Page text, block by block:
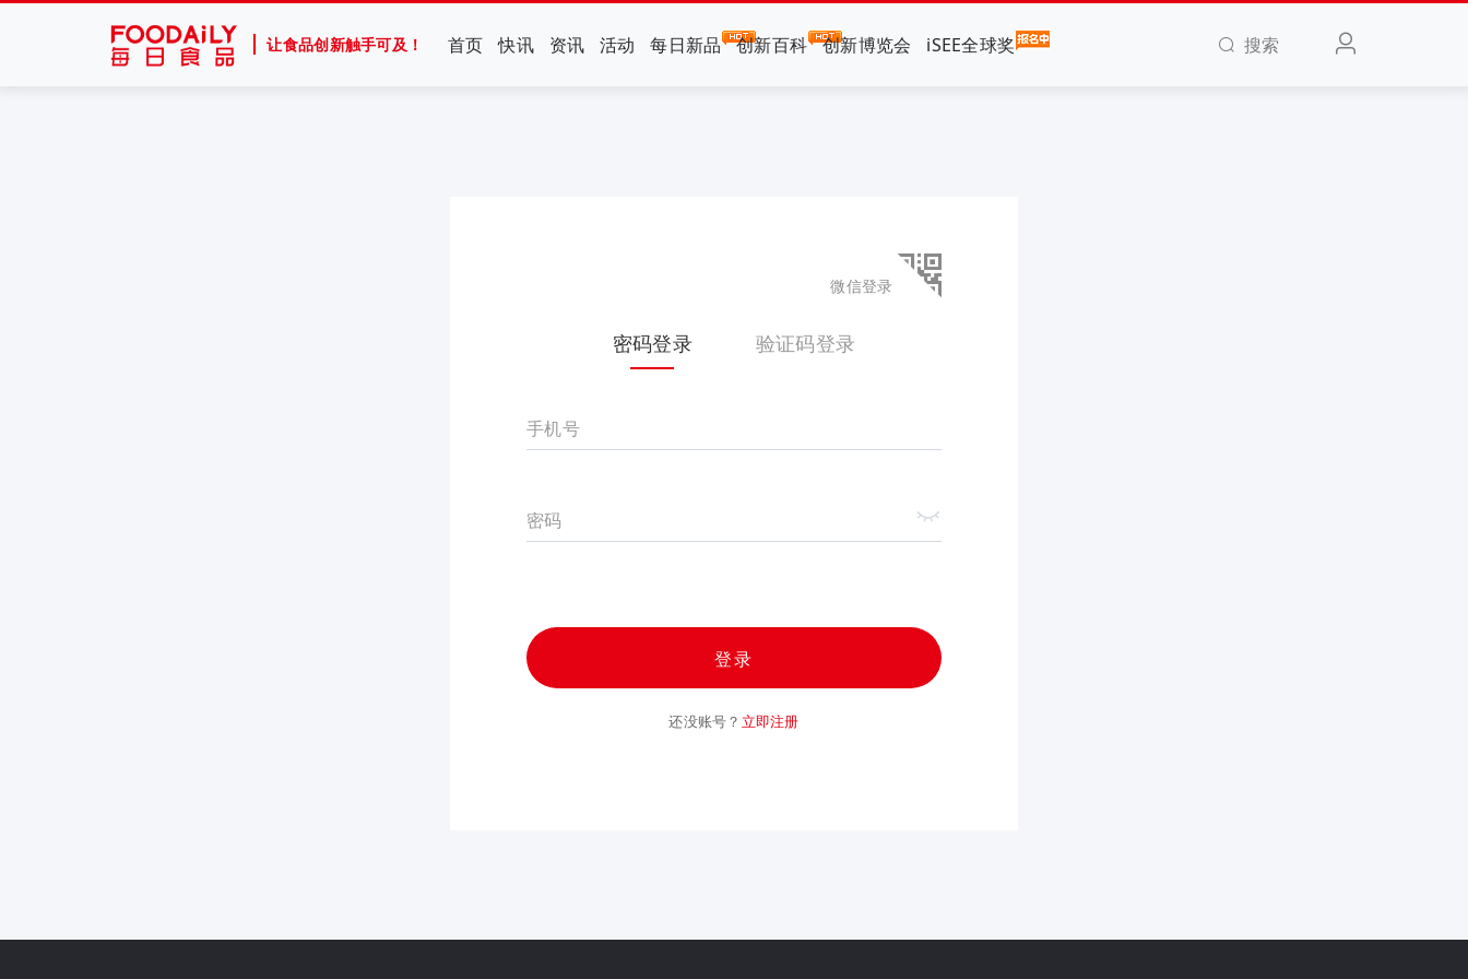
让食品创新触手可及！ 首页 快讯 资讯 活动 每日新品 创新百科 创新博览会 iSEE全球奖 搜索
微信登录
密码登录 验证码登录
手机号
密码
登录
还没账号？ 立即注册